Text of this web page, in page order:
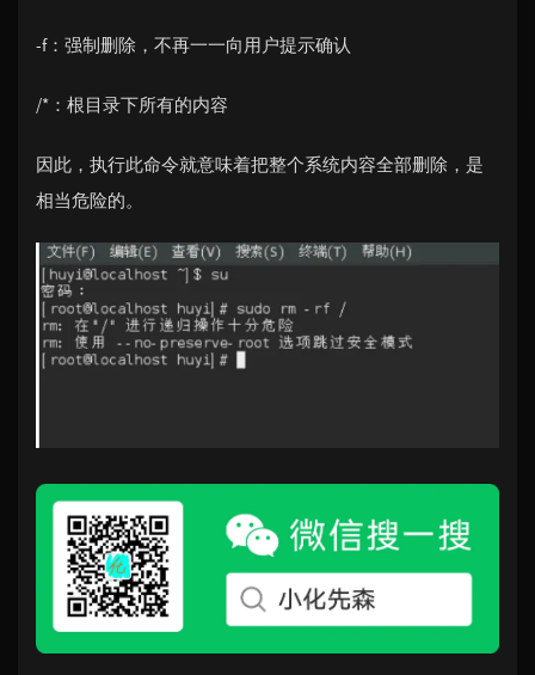
-f：强制删除，不再一一向用户提示确认
/*：根目录下所有的内容
因此，执行此命令就意味着把整个系统内容全部删除，是
相当危险的。